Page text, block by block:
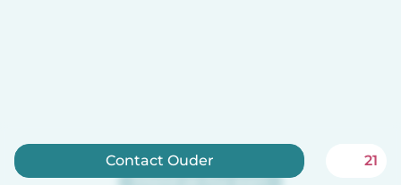
Contact Ouder 21